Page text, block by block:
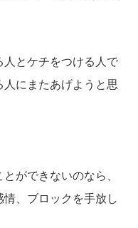
とケチをつける人で
にまたあげようと思
ができないのなら、
、ブロックを手放し